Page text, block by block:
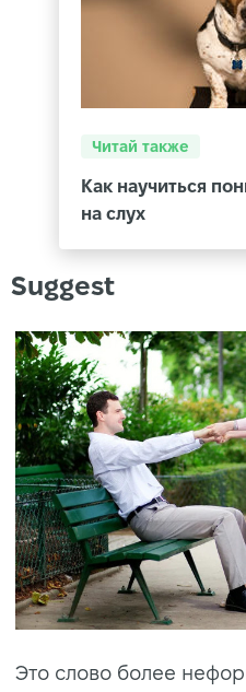
Читай также
Как научиться
на слух
Suggest
Это слово более